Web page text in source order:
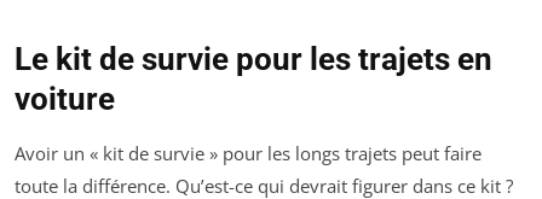
Le kit de survie pour les trajets en
voiture
Avoir un « kit de survie » pour les longs trajets peut faire
toute la différence. Qu’est-ce qui devrait figurer dans ce kit ?